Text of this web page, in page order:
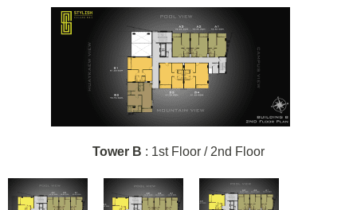
Tower B : 1st Floor / 2nd Floor